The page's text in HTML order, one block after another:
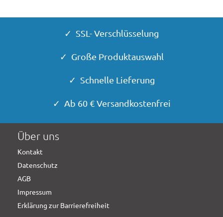
✓ SSL- Verschlüsselung
✓ Große Produktauswahl
✓ Schnelle Lieferung
✓ Ab 60 € Versandkostenfrei
Über uns
Kontakt
Datenschutz
AGB
Impressum
Erklärung zur Barrierefreiheit